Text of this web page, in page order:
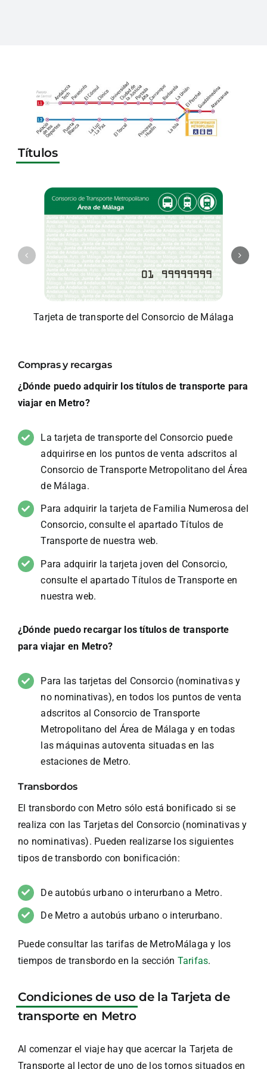
Títulos
Tarjeta de transporte del Consorcio de Málaga
Compras y recargas
¿Dónde puedo adquirir los títulos de transporte para
viajar en Metro?
La tarjeta de transporte del Consorcio puede
adquirirse en los puntos de venta adscritos al
Consorcio de Transporte Metropolitano del Área
de Málaga.
Para adquirir la tarjeta de Familia Numerosa del
Consorcio, consulte el apartado Títulos de
Transporte de nuestra web.
Para adquirir la tarjeta joven del Consorcio,
consulte el apartado Títulos de Transporte en
nuestra web.
¿Dónde puedo recargar los títulos de transporte
para viajar en Metro?
Para las tarjetas del Consorcio (nominativas y
no nominativas), en todos los puntos de venta
adscritos al Consorcio de Transporte
Metropolitano del Área de Málaga y en todas
las máquinas autoventa situadas en las
estaciones de Metro.
Transbordos
El transbordo con Metro sólo está bonificado si se
realiza con las Tarjetas del Consorcio (nominativas y
no nominativas). Pueden realizarse los siguientes
tipos de transbordo con bonificación:
De autobús urbano o interurbano a Metro.
De Metro a autobús urbano o interurbano.
Puede consultar las tarifas de MetroMálaga y los
tiempos de transbordo en la sección Tarifas.
Condiciones de uso de la Tarjeta de
transporte en Metro
Al comenzar el viaje hay que acercar la Tarjeta de
Transporte al lector de uno de los tornos situados en